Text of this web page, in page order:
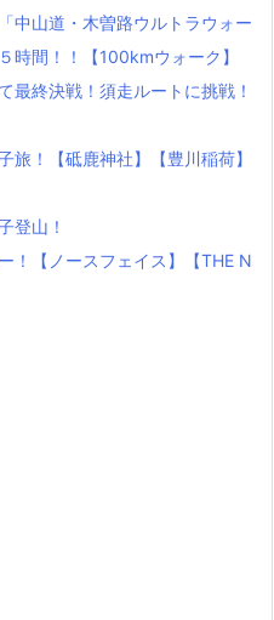
中山道・木曽路ウルトラウォー
時間！！【100kmウォーク】
最終決戦！須走ルートに挑戦！
旅！【砥鹿神社】【豊川稲荷】
登山！
！【ノースフェイス】【THE N